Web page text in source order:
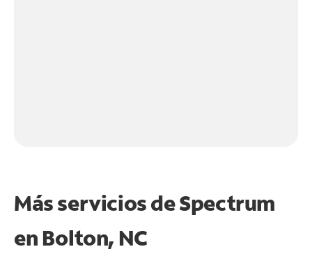
Más servicios de Spectrum
en Bolton, NC